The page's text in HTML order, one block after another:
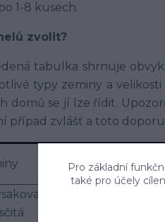
1-8 kusech.
zvolit?
tabulka shrnuje
typy zeminy a
domů se jí lze řídit.
případ zvlášť a toto
schopnost: písčitá-
Pro základní
také pro účely